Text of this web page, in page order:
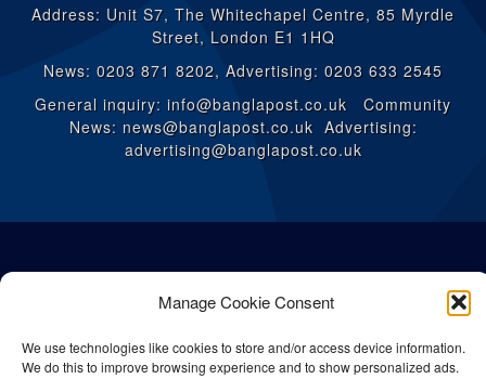
Manage Cookie Consent
We use technologies like cookies to store and/or access device information.
We do this to improve browsing experience and to show personalized ads.
Address: Unit S7, The Whitechapel Centre, 85 Myrdle
Street, London E1 1HQ
News: 0203 871 8202, Advertising: 0203 633 2545
General inquiry: info@banglapost.co.uk Community
News: news@banglapost.co.uk Advertising:
advertising@banglapost.co.uk